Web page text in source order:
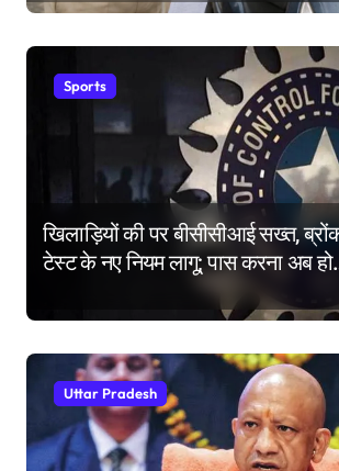
Sports
खिलाड़ियों की पर बीसीसीआई सख्त,
टेस्ट के नए नियम लागू; पास करना अब
Uttar Pradesh